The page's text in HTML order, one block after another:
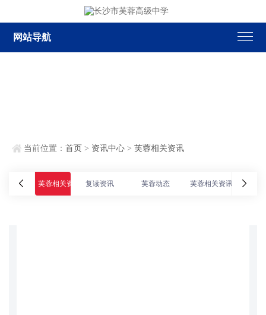
网站导航
当前位置：首页 > 资讯中心 >芙蓉相关资讯
芙蓉相关资讯 复读资讯 芙蓉动态 芙蓉相关资讯